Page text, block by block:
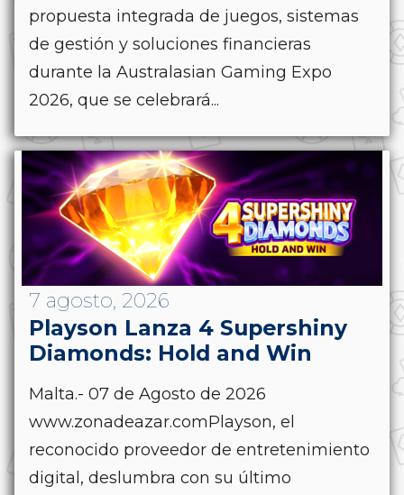
propuesta integrada de juegos, sistemas
de gestión y soluciones financieras
durante la Australasian Gaming Expo
2026, que se celebrará...
7 agosto, 2026
Playson Lanza 4 Supershiny
Diamonds: Hold and Win
Malta.- 07 de Agosto de 2026
www.zonadeazar.comPlayson, el
reconocido proveedor de entretenimiento
digital, deslumbra con su último